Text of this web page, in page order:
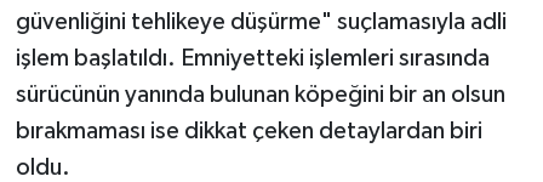
güvenliğini tehlikeye düşürme" suçlamasıyla adli
işlem başlatıldı. Emniyetteki işlemleri sırasında
sürücünün yanında bulunan köpeğini bir an olsun
bırakmaması ise dikkat çeken detaylardan biri
oldu.